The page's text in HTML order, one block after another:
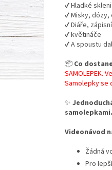
✔️ Hladké
✔️ Misky, dózy,
✔️ Diáře,
✔️ květináče
✔️ A spoustu
📦 Co
SAMOLEPEK.
Samolepky se
✨
samolepkami.
Videonávod
Žádná
Pro